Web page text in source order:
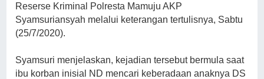
Reserse Kriminal Polresta Mamuju AKP
Syamsuriansyah melalui keterangan tertulisnya, Sabtu
(25/7/2020).
Syamsuri menjelaskan, kejadian tersebut bermula saat
ibu korban inisial ND mencari keberadaan anaknya DS